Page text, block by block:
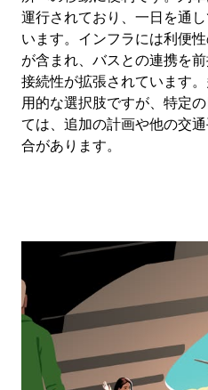
運行されており、一日を通
います。インフラには利便
が含まれ、バスとの連携を
接続性が拡張されています
用的な選択肢ですが、特定
ては、追加の計画や他の交
合があります。